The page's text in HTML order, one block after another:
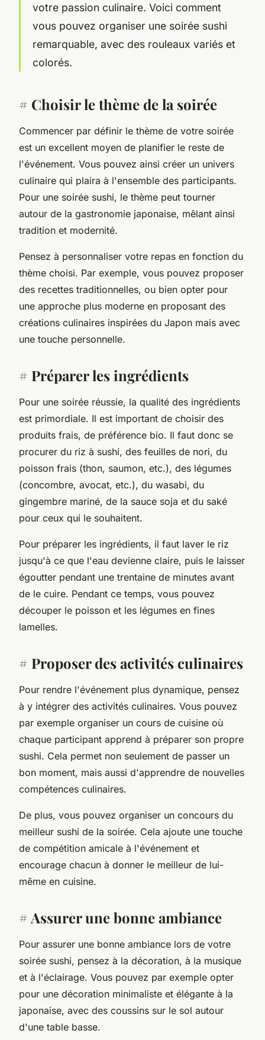
votre passion culinaire. Voici comment
vous pouvez organiser une soirée sushi
remarquable, avec des rouleaux variés et
colorés.
# Choisir le thème de la soirée
Commencer par définir le thème de votre soirée
est un excellent moyen de planifier le reste de
l'événement. Vous pouvez ainsi créer un univers
culinaire qui plaira à l'ensemble des participants.
Pour une soirée sushi, le thème peut tourner
autour de la gastronomie japonaise, mêlant ainsi
tradition et modernité.
Pensez à personnaliser votre repas en fonction du
thème choisi. Par exemple, vous pouvez proposer
des recettes traditionnelles, ou bien opter pour
une approche plus moderne en proposant des
créations culinaires inspirées du Japon mais avec
une touche personnelle.
# Préparer les ingrédients
Pour une soirée réussie, la qualité des ingrédients
est primordiale. Il est important de choisir des
produits frais, de préférence bio. Il faut donc se
procurer du riz à sushi, des feuilles de nori, du
poisson frais (thon, saumon, etc.), des légumes
(concombre, avocat, etc.), du wasabi, du
gingembre mariné, de la sauce soja et du saké
pour ceux qui le souhaitent.
Pour préparer les ingrédients, il faut laver le riz
jusqu'à ce que l'eau devienne claire, puis le laisser
égoutter pendant une trentaine de minutes avant
de le cuire. Pendant ce temps, vous pouvez
découper le poisson et les légumes en fines
lamelles.
# Proposer des activités culinaires
Pour rendre l'événement plus dynamique, pensez
à y intégrer des activités culinaires. Vous pouvez
par exemple organiser un cours de cuisine où
chaque participant apprend à préparer son propre
sushi. Cela permet non seulement de passer un
bon moment, mais aussi d'apprendre de nouvelles
compétences culinaires.
De plus, vous pouvez organiser un concours du
meilleur sushi de la soirée. Cela ajoute une touche
de compétition amicale à l'événement et
encourage chacun à donner le meilleur de lui-
même en cuisine.
# Assurer une bonne ambiance
Pour assurer une bonne ambiance lors de votre
soirée sushi, pensez à la décoration, à la musique
et à l'éclairage. Vous pouvez par exemple opter
pour une décoration minimaliste et élégante à la
japonaise, avec des coussins sur le sol autour
d'une table basse.